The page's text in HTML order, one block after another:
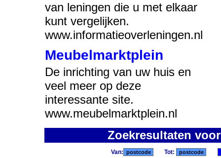
van leningen die u met elkaar
kunt vergelijken.
www.informatieoverleningen.nl
Meubelmarktplein
De inrichting van uw huis en
veel meer op deze
interessante site.
www.meubelmarktplein.nl
Zoekresultaten
Van: Tot: